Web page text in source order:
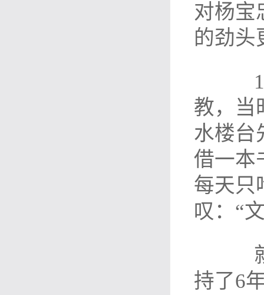
对杨宝
的劲头
教，当
水楼台
借一本
每天只
叹：“
就
持了6